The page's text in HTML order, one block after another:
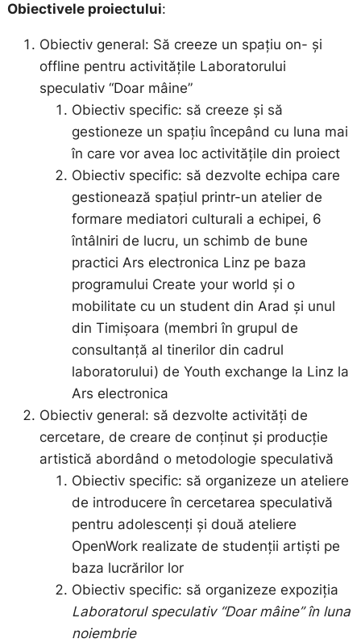
Obiectivele proiectului:
Obiectiv general: Să creeze un spațiu on- și
offline pentru activitățile Laboratorului
speculativ “Doar mâine”
Obiectiv specific: să creeze și să
gestioneze un spațiu începând cu luna mai
în care vor avea loc activitățile din proiect
Obiectiv specific: să dezvolte echipa care
gestionează spațiul printr-un atelier de
formare mediatori culturali a echipei, 6
întâlniri de lucru, un schimb de bune
practici Ars electronica Linz pe baza
programului Create your world și o
mobilitate cu un student din Arad și unul
din Timișoara (membri în grupul de
consultanță al tinerilor din cadrul
laboratorului) de Youth exchange la Linz la
Ars electronica
Obiectiv general: să dezvolte activități de
cercetare, de creare de conținut și producție
artistică abordând o metodologie speculativă
Obiectiv specific: să organizeze un ateliere
de introducere în cercetarea speculativă
pentru adolescenți și două ateliere
OpenWork realizate de studenții artiști pe
baza lucrărilor lor
Obiectiv specific: să organizeze expoziția
Laboratorul speculativ “Doar mâine” în luna
noiembrie